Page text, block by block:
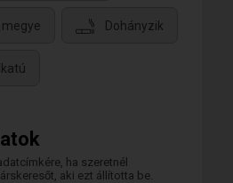
megye Dohányzik
ha szeretnél
aki ezt állította be.